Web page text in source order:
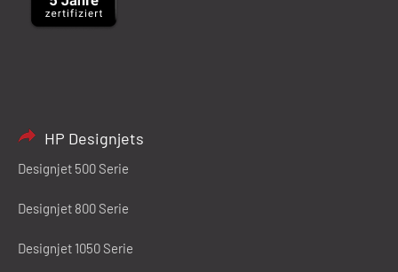
HP Designjets
Designjet 500 Serie
Designjet 800 Serie
Designjet 1050 Serie